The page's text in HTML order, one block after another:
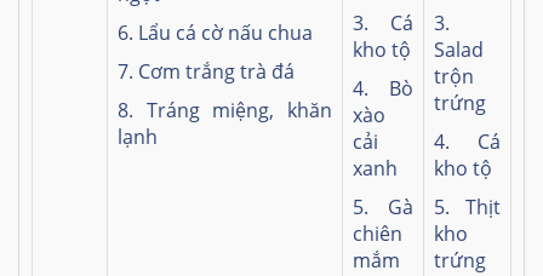
6. Lẩu cá cờ nấu chua
7. Cơm trắng trà đá
8. Tráng miệng, khăn
lạnh
3. Cá
kho tộ
4. Bò
xào
cải
xanh
5. Gà
chiên
mắm
3.
Salad
trộn
trứng
4. Cá
kho tộ
5. Thịt
kho
trứng